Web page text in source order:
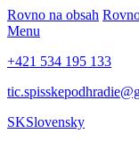
Rovno na obsah
Menu
+421 534 195 133
SKSlovensky